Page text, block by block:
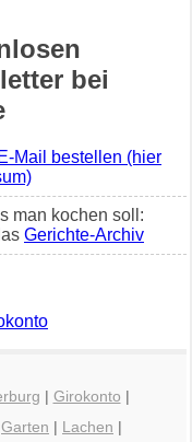
bei
Mail bestellen (hier
man kochen soll:
Gerichte-Archiv
| Girokonto |
Garten | Lachen |